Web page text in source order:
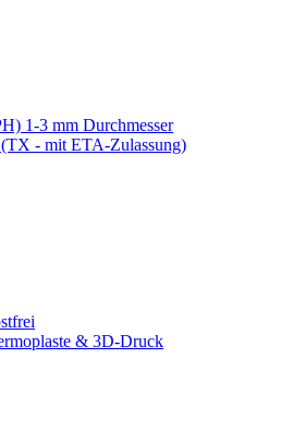
1-3 mm Durchmesser
- mit ETA-Zulassung)
& 3D-Druck